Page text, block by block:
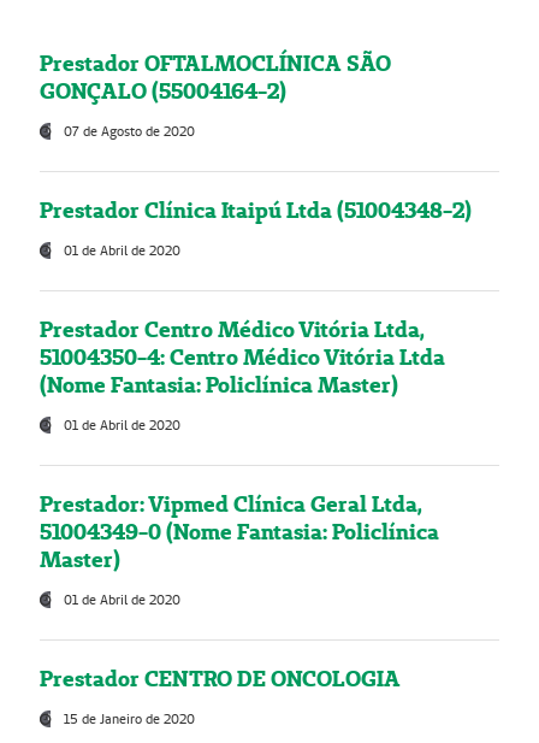
Prestador OFTALMOCLÍNICA SÃO
GONÇALO (55004164-2)
07 de Agosto de 2020
Prestador Clínica Itaipú Ltda (51004348-2)
01 de Abril de 2020
Prestador Centro Médico Vitória Ltda,
51004350-4: Centro Médico Vitória Ltda
(Nome Fantasia: Policlínica Master)
01 de Abril de 2020
Prestador: Vipmed Clínica Geral Ltda,
51004349-0 (Nome Fantasia: Policlínica
Master)
01 de Abril de 2020
Prestador CENTRO DE ONCOLOGIA
15 de Janeiro de 2020